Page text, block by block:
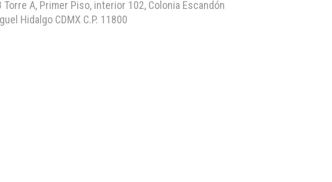
A, Primer Piso, interior 102, Colonia Escandón
Hidalgo CDMX C.P. 11800